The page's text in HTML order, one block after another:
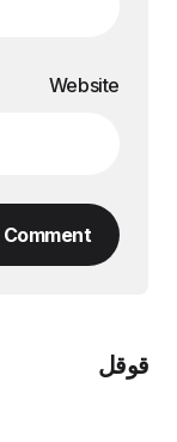
Website
قوقل